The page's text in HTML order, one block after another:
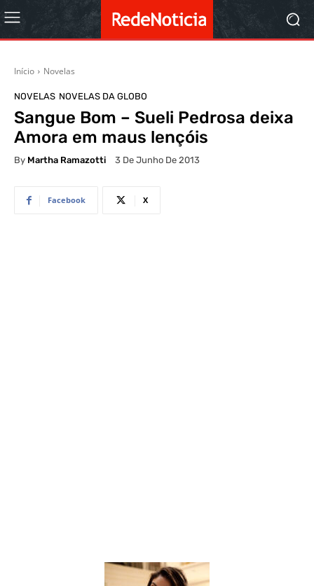
Início Novelas
NOVELAS NOVELAS DA GLOBO
Sangue Bom – Sueli Pedrosa deixa
Amora em maus lençóis
By Martha Ramazotti 3 De Junho De 2013
Facebook X